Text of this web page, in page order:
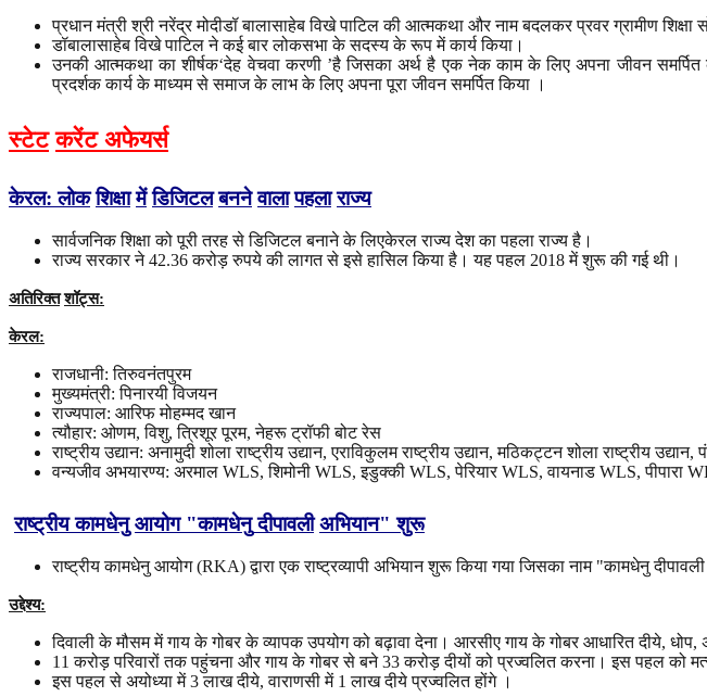
प्रधान मंत्री श्री नरेंद्र मोदीडॉ बालासाहेब विखे पाटिल की आत्मकथा और नाम बदलकर प्रवर ग्रामीण
डॉबालासाहेब विखे पाटिल ने कई बार लोकसभा के सदस्य के रूप में कार्य किया।
उनकी आत्मकथा का शीर्षक‘देह वेचवा करणी ’है जिसका अर्थ है एक नेक काम के लिए अपना जीवन
प्रदर्शक कार्य के माध्यम से समाज के लाभ के लिए अपना पूरा जीवन समर्पित किया ।
स्टेट करेंट अफेयर्स
केरल:लोक शिक्षा में डिजिटल बनने वाला पहला राज्य
सार्वजनिक शिक्षा को पूरी तरह से डिजिटल बनाने के लिएकेरल राज्य देश का पहला राज्य है।
राज्य सरकार ने 42.36 करोड़ रुपये की लागत से इसे हासिल किया है। यह पहल 2018 में शुरू की गई थी।
अतिरिक्त शॉट्स:
केरल:
राजधानी: तिरुवनंतपुरम
मुख्यमंत्री: पिनारयी विजयन
राज्यपाल: आरिफ मोहम्मद खान
त्यौहार: ओणम, विशु, त्रिशूर पूरम, नेहरू ट्रॉफी बोट रेस
राष्ट्रीय उद्यान: अनामुदी शोला राष्ट्रीय उद्यान, एराविकुलम राष्ट्रीय उद्यान, मठिकट्टन शोला राष्ट्रीय उद्यान,
वन्यजीव अभयारण्य: अरमाल WLS, शिमोनी WLS, इडुक्की WLS, पेरियार WLS, वायनाड WLS, पीपारा
राष्ट्रीय कामधेनु आयोग "कामधेनु दीपावली अभियान"शुरू
राष्ट्रीय कामधेनु आयोग (RKA) द्वारा एक राष्ट्रव्यापी अभियान शुरू किया गया जिसका नाम "कामधेनु
उद्देश्य:
दिवाली के मौसम में गाय के गोबर के व्यापक उपयोग को बढ़ावा देना। आरसीए गाय के गोबर आधारित दीये, धोप,
11 करोड़ परिवारों तक पहुंचना और गाय के गोबर से बने 33 करोड़ दीयों को प्रज्वलित करना। इस पहल को
इस पहल से अयोध्या में 3 लाख दीये, वाराणसी में 1 लाख दीये प्रज्वलित होंगे ।